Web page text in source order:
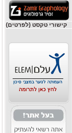
קישורי טקסט (לפרטים)